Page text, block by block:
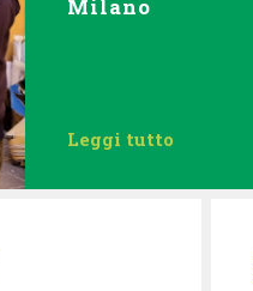
Milano
Leggi tutto